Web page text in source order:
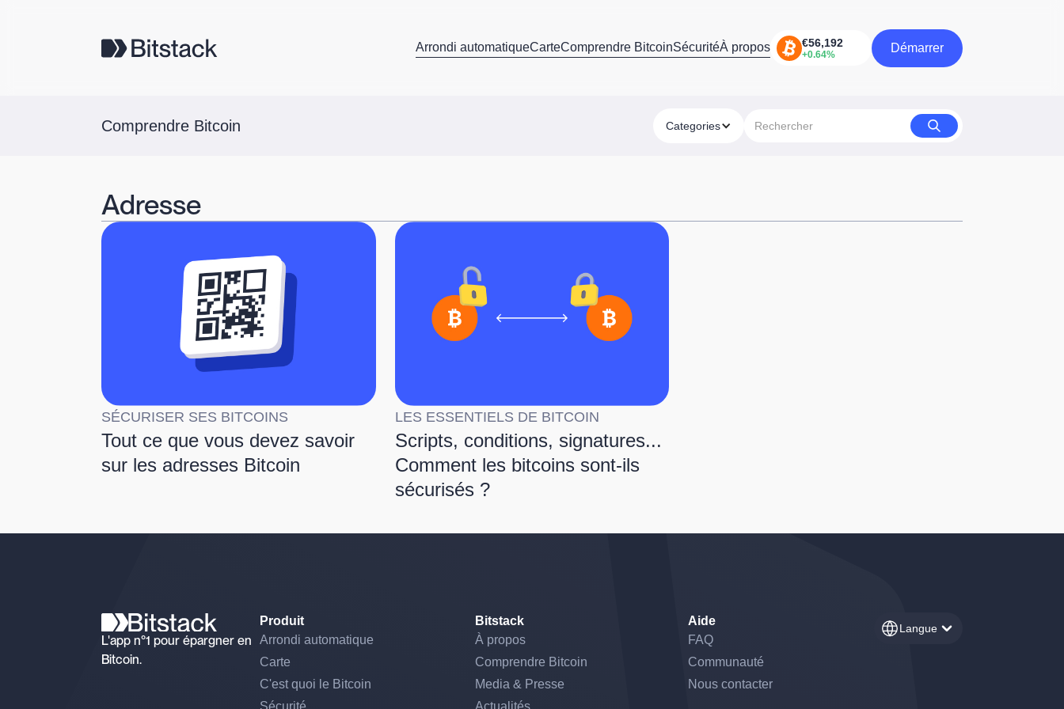
Arrondi automatiqueCarteComprendre BitcoinSécuritéÀ propos
Démarrer
Démarrer
Comprendre Bitcoin Categories
Adresse
SÉCURISER SES BITCOINS
Tout ce que vous devez savoir
sur les adresses Bitcoin
LES ESSENTIELS DE BITCOIN
Scripts, conditions, signatures...
Comment les bitcoins sont-ils
sécurisés ?
L'app n°1 pour épargner en
Bitcoin.
Produit
Arrondi automatique
Carte
C'est quoi le Bitcoin
Bitstack
À propos
Comprendre Bitcoin
Media & Presse
Aide
FAQ
Communauté
Nous contacter
Langue